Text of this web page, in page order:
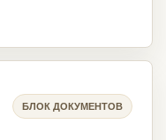
БЛОК ДОКУМЕНТОВ